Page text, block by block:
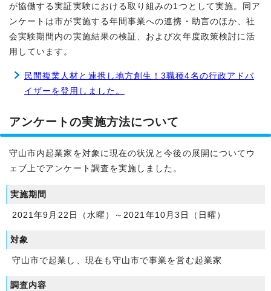
が協働する実証実験における取り組みの1つとして実施。同ア
ンケートは市が実施する年間事業への連携・助言のほか、社
会実験期間内の実施結果の検証、および次年度政策検討に活
用しています。
民間複業人材と連携し地方創生！3職種4名の行政アドバ
イザーを登用しました。
アンケートの実施方法について
守山市内起業家を対象に現在の状況と今後の展開についてウ
ェブ上でアンケート調査を実施しました。
実施期間
2021年9月22日（水曜）～2021年10月3日（日曜）
対象
守山市で起業し、現在も守山市で事業を営む起業家
調査内容